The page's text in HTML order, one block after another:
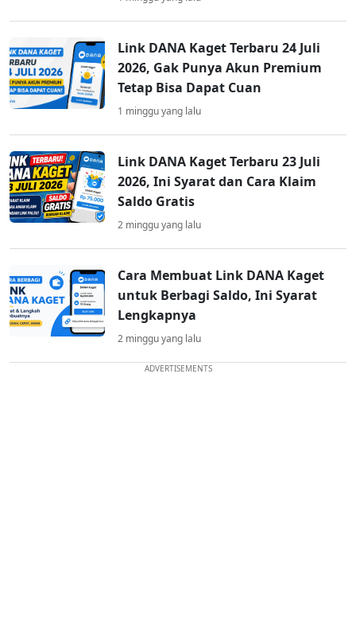
Link DANA Kaget Terbaru 24 Juli
2026, Gak Punya Akun Premium
Tetap Bisa Dapat Cuan
1 minggu yang lalu
Link DANA Kaget Terbaru 23 Juli
2026, Ini Syarat dan Cara Klaim
Saldo Gratis
2 minggu yang lalu
Cara Membuat Link DANA Kaget
untuk Berbagi Saldo, Ini Syarat
Lengkapnya
2 minggu yang lalu
ADVERTISEMENTS